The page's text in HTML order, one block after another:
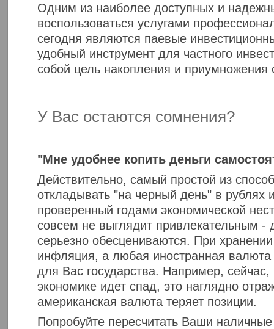
Одним из наиболее доступных и
воспользоваться услугами
сегодня являются паевые
удобный инструмент для частного
собой цель накопления и приумножения
У Вас остаются сомнения?
"Мне удобнее копить деньги
Действительно, самый простой из
откладывать "на черный день" в рублях
проверенный годами экономической
совсем не выглядит привлекательным -
серьезно обесцениваются. При
инфляция, а любая иностранная валюта
для Вас государства. Например, сейчас,
экономике идет спад, это наглядно
американская валюта теряет позиции.
Попробуйте пересчитать Ваши